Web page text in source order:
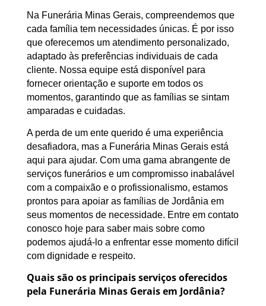
Na Funerária Minas Gerais, compreendemos que
cada família tem necessidades únicas. É por isso
que oferecemos um atendimento personalizado,
adaptado às preferências individuais de cada
cliente. Nossa equipe está disponível para
fornecer orientação e suporte em todos os
momentos, garantindo que as famílias se sintam
amparadas e cuidadas.
A perda de um ente querido é uma experiência
desafiadora, mas a Funerária Minas Gerais está
aqui para ajudar. Com uma gama abrangente de
serviços funerários e um compromisso inabalável
com a compaixão e o profissionalismo, estamos
prontos para apoiar as famílias de Jordânia em
seus momentos de necessidade. Entre em contato
conosco hoje para saber mais sobre como
podemos ajudá-lo a enfrentar esse momento difícil
com dignidade e respeito.
Quais são os principais serviços oferecidos
pela Funerária Minas Gerais em Jordânia?